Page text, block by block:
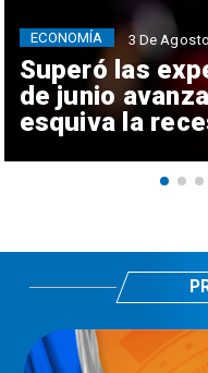
Superó las
de junio
esquiva la
ECONOMÍA 3 De